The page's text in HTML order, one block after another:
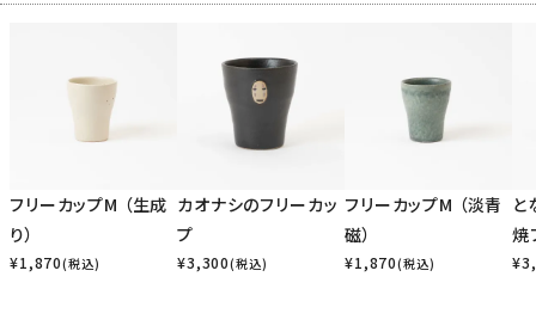
フリーカップM （生成
り）
¥1,870(税込)
カオナシのフリーカッ
プ
¥3,300(税込)
フリーカップM （淡青
磁）
¥1,870(税込)
と
焼
¥